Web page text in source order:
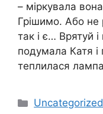
– міркувала
Грішимо. Або
так і є… Врятуй
подумала Катя і
теплилася
Категорії
Uncategorized